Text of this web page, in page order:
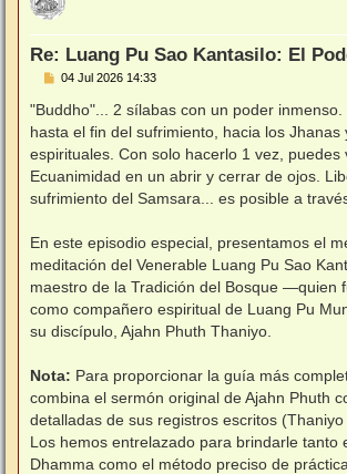
Re: Luang Pu Sao Kantasilo: El
M
n
a
j
e
04 Jul 2026 14:33
"Buddho"... 2 sílabas con un poder
hasta el fin del sufrimiento, hacia los Jhanas
espirituales. Con solo hacerlo 1 vez, puedes
Ecuanimidad en un abrir y cerrar de ojos.
sufrimiento del Samsara... es posible a
En este episodio especial, presentamos el
meditación del Venerable Luang Pu Sao
maestro de la Tradición del Bosque —quien
como compañero espiritual de Luang Pu
su discípulo, Ajahn Phuth Thaniyo.
Nota: Para proporcionar la guía más
combina el sermón original de Ajahn Phuth
detalladas de sus registros escritos (Thaniyo
Los hemos entrelazado para brindarle tanto
Dhamma como el método preciso de práctica.